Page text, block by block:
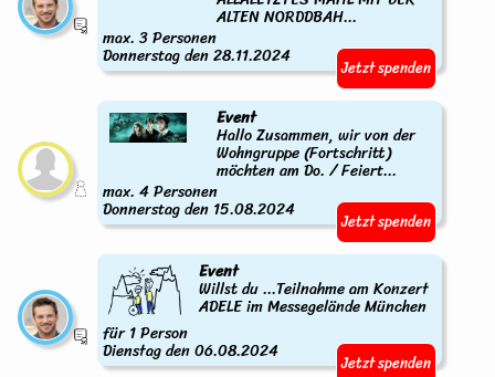
ALTEN NORDDBAH...
max. 3 Personen
Donnerstag den 28.11.2024 Jetzt spenden
Event
Hallo Zusammen, wir von der
Wohngruppe (Fortschritt)
möchten am Do. / Feiert...
max. 4 Personen
Donnerstag den 15.08.2024 Jetzt spenden
Event
Willst du ...Teilnahme am Konzert
ADELE im Messegelände München
für 1 Person
Dienstag den 06.08.2024 Jetzt spenden